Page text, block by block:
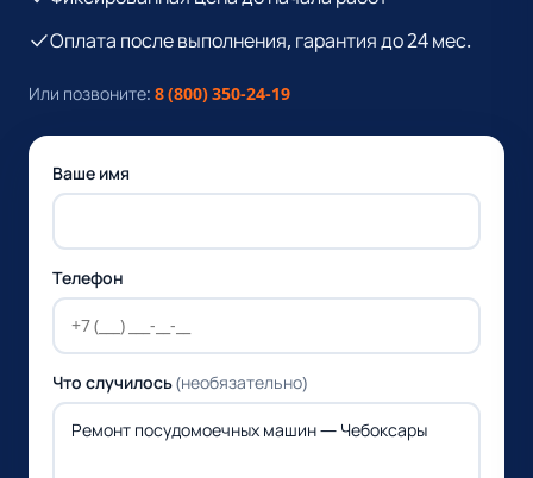
Оплата после выполнения, гарантия до 24 мес.
Или позвоните: 8 (800) 350-24-19
Ваше имя
Телефон
Что случилось(необязательно)